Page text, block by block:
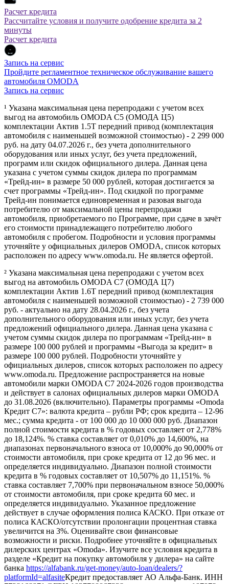
Расчет кредита
Рассчитайте условия и получите одобрение кредита за 2
минуты
Расчет кредита
Запись на сервис
Пройдите регламентное техническое обслуживание вашего
автомобиля OMODA
Запись на сервис
¹ Указана максимальная цена перепродажи с учетом всех
выгод на автомобиль OMODA C5 (ОМОДА Ц5)
комплектации Актив 1.5Т передний привод (комплектация
автомобиля с наименьшей возможной стоимостью) - 2 299 000
руб. на дату 04.07.2026 г., без учета дополнительного
оборудования или иных услуг, без учета предложений,
программ или скидок официального дилера. Данная цена
указана с учетом суммы скидок дилера по программам
«Трейд-ин» в размере 50 000 рублей, которая достигается за
счет программы «Трейд-ин». Под скидкой по программе
Трейд-ин понимается единовременная и разовая выгода
потребителю от максимальной цены перепродажи
автомобиля, приобретаемого по Программе, при сдаче в зачёт
его стоимости принадлежащего потребителю любого
автомобиля с пробегом. Подробности и условия программы
уточняйте у официальных дилеров OMODA, список которых
расположен по адресу www.omoda.ru. Не является офертой.
² Указана максимальная цена перепродажи с учетом всех
выгод на автомобиль OMODA C7 (ОМОДА Ц7)
комплектации Актив 1.6T передний привод (комплектация
автомобиля с наименьшей возможной стоимостью) - 2 739 000
руб. - актуально на дату 28.04.2026 г., без учета
дополнительного оборудования или иных услуг, без учета
предложений официального дилера. Данная цена указана с
учетом суммы скидок дилера по программам «Трейд-ин» в
размере 100 000 рублей и программы «Выгода за кредит» в
размере 100 000 рублей. Подробности уточняйте у
официальных дилеров, список которых расположен по адресу
www.omoda.ru. Предложение распространяется на новые
автомобили марки OMODA C7 2024-2026 годов производства
и действует в салонах официальных дилеров марки OMODA
до 31.08.2026 (включительно). Параметры программы «Omoda
Кредит C7»: валюта кредита – рубли РФ; срок кредита – 12-96
мес.; сумма кредита - от 100 000 до 10 000 000 руб. Диапазон
полной стоимости кредита в % годовых составляет от 2,778%
до 18,124%. % ставка составляет от 0,010% до 14,600%, на
диапазонах первоначального взноса от 10,000% до 90,000% от
стоимости автомобиля, при сроке кредита от 12 до 96 мес. и
определяется индивидуально. Диапазон полной стоимости
кредита в % годовых составляет от 10,507% до 11,151%. %
ставка составляет 7,700% при первоначальном взносе 50,000%
от стоимости автомобиля, при сроке кредита 60 мес. и
определяется индивидуально. Указанное предложение
действует в случае оформления полиса КАСКО. При отказе от
полиса КАСКО/отсутствии пролонгации процентная ставка
увеличится на 3%. Оценивайте свои финансовые
возможности и риски. Подробнее уточняйте в официальных
дилерских центрах «Omoda». Изучите все условия кредита в
разделе «Кредит на покупку автомобиля у дилера» на сайте
банка https://alfabank.ru/get-money/auto-loan/dealers/?
platformId=alfasiteКредит предоставляет АО Альфа-Банк. ИНН